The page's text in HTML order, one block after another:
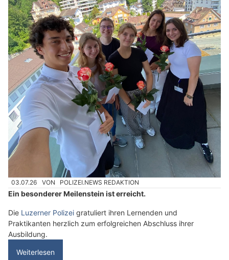
03.07.26 VON POLIZEI.NEWS REDAKTION
Ein besonderer Meilenstein ist erreicht.
Die Luzerner Polizei gratuliert ihren Lernenden und
Praktikanten herzlich zum erfolgreichen Abschluss ihrer
Ausbildung.
Weiterlesen